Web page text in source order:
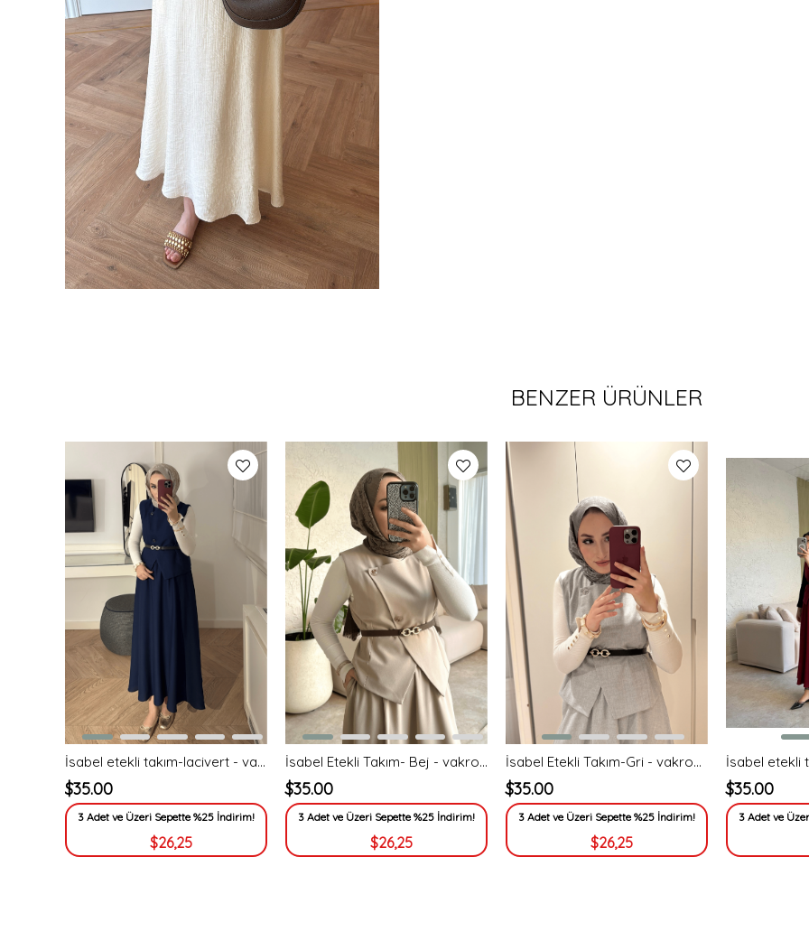
BENZER ÜRÜNLER
İsabel etekli takım-lacivert - vakronline
$35.00
3 Adet ve Üzeri Sepette %25 İndirim!
$26,25
İsabel Etekli Takım- Bej - vakronline
$35.00
3 Adet ve Üzeri Sepette %25 İndirim!
$26,25
İsabel Etekli Takım-Gri - vakronline
$35.00
3 Adet ve Üzeri Sepette %25 İndirim!
$26,25
$35.00
3 Adet ve